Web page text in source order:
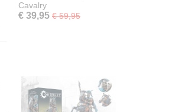
Cavalry
€ 39,95 € 59,95